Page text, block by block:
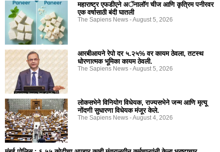
महाराष्ट्र एफडीएने अॅनालॉग चीज आणि कृत्रिम पनीरवर
एक वर्षासाठी बंदी घातली
The Sapiens News August 5, 2026
आरबीआयने रेपो दर ५.२५% वर कायम ठेवला, तटस्थ
धोरणात्मक भूमिका कायम ठेवली.
The Sapiens News August 5, 2026
लोकसभेने विनियोग विधेयक, राज्यसभेने जन्म आणि मृत्यू
नोंदणी सुधारणा विधेयक मंजूर केले.
The Sapiens News August 4, 2026